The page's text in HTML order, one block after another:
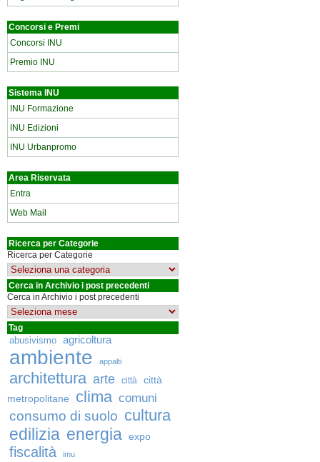
Concorsi e Premi
Concorsi INU
Premio INU
Sistema INU
INU Formazione
INU Edizioni
INU Urbanpromo
Area Riservata
Entra
Web Mail
Ricerca per Categorie
Ricerca per Categorie
Cerca in Archivio i post precedenti
Cerca in Archivio i post precedenti
Tag
abusivismo agricoltura
ambiente appalti
architettura arte città
città
metropolitane
clima comuni
consumo di suolo cultura
edilizia energia expo
fiscalità imu